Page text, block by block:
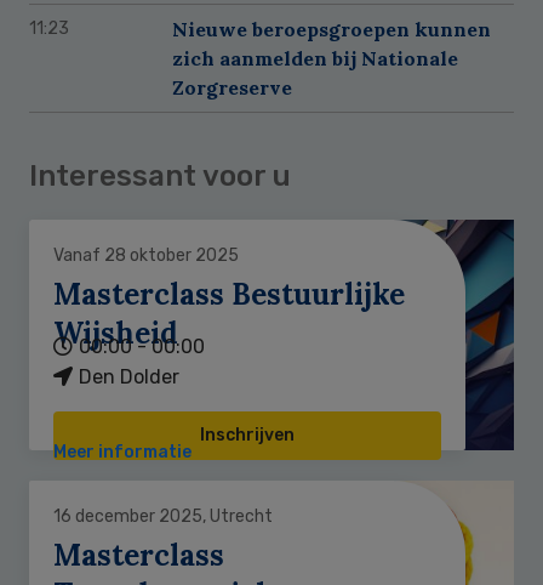
11:23
Nieuwe beroepsgroepen kunnen
zich aanmelden bij Nationale
Zorgreserve
Interessant voor u
Vanaf 28 oktober 2025
Masterclass Bestuurlijke
Wijsheid
00:00 - 00:00
Den Dolder
Inschrijven
Meer informatie
16 december 2025, Utrecht
Masterclass